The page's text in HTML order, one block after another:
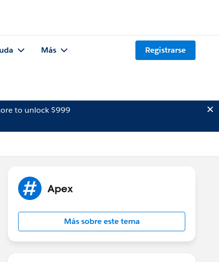
Más Registrarse
to unlock $999
Apex
Más sobre este tema